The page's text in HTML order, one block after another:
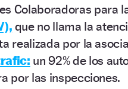
Colaboradoras para
que no llama la
realizada por la
un 92% de los
por las inspecciones.